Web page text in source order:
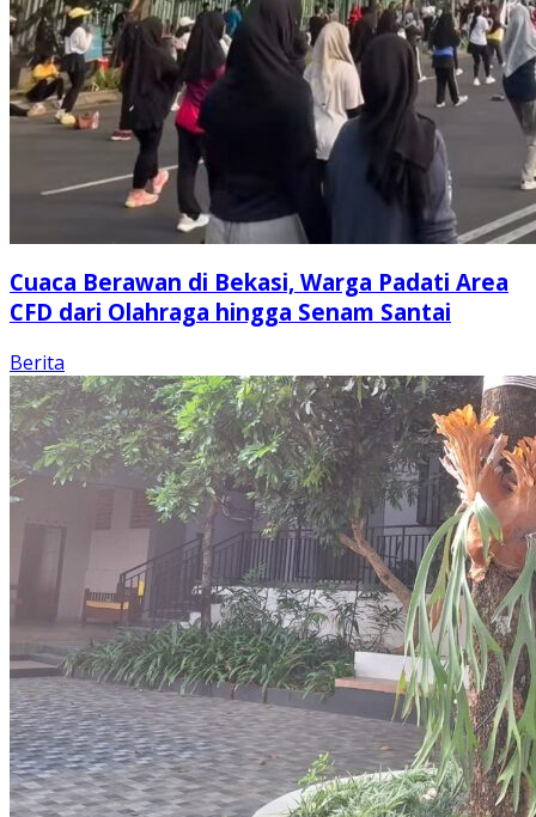
Cuaca Berawan di Bekasi, Warga Padati Area
CFD dari Olahraga hingga Senam Santai
Berita